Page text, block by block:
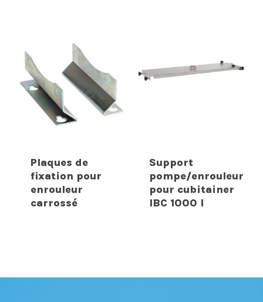
Plaques de
fixation pour
enrouleur
carrossé
Support
pompe/enrouleur
pour cubitainer
IBC 1000 l